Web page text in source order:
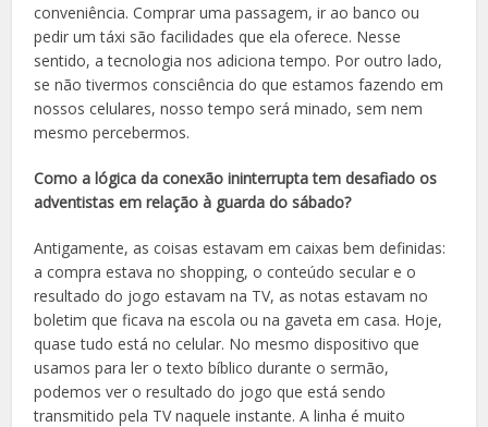
conveniência. Comprar uma passagem, ir ao banco ou
pedir um táxi são facilidades que ela oferece. Nesse
sentido, a tecnologia nos adiciona tempo. Por outro lado,
se não tivermos consciência do que estamos fazendo em
nossos celulares, nosso tempo será minado, sem nem
mesmo percebermos.
Como a lógica da conexão ininterrupta tem desafiado os
adventistas em relação à guarda do sábado?
Antigamente, as coisas estavam em caixas bem definidas:
a compra estava no shopping, o ­conteúdo secular e o
resultado do jogo estavam na TV, as notas estavam no
boletim que ficava na escola ou na gaveta em casa. Hoje,
quase tudo está no celular. No mesmo dispositivo que
usamos para ler o texto bíblico durante o sermão,
podemos ver o resultado do jogo que está sendo
transmitido pela TV naquele instante. A linha é muito